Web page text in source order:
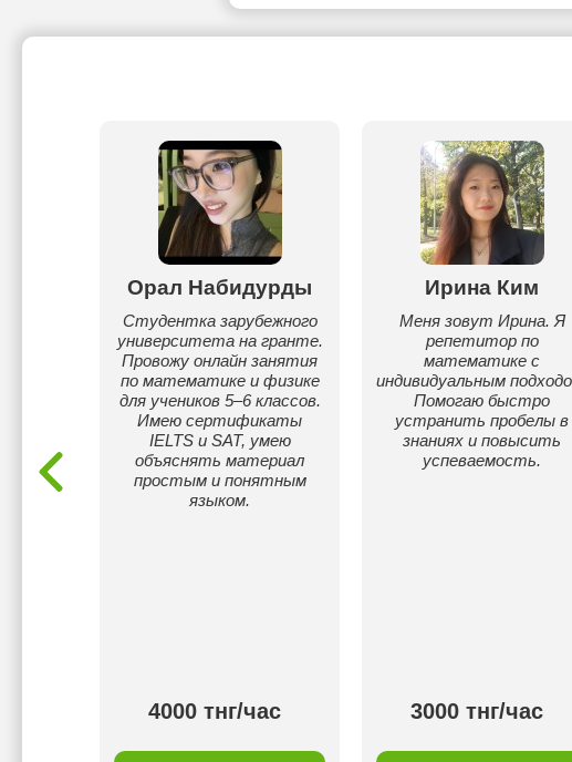
Орал Набидурды
Студентка зарубежного
университета на гранте.
Провожу онлайн занятия
по математике и физике
для учеников 5–6 классов.
Имею сертификаты
IELTS и SAT, умею
объяснять материал
простым и понятным
языком.
4000 тнг/час
Ирина Ким
Меня зовут Ирина. Я
репетитор по
математике с
индивидуальным
Помогаю быстро
устранить пробелы в
знаниях и повысить
успеваемость.
3000 тнг/час